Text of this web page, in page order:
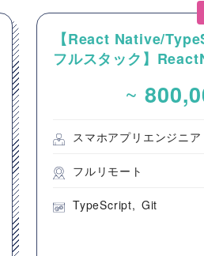
【React Native/
フルスタック】
~
スマホアプリエンジニア
フルリモート
TypeScript Git